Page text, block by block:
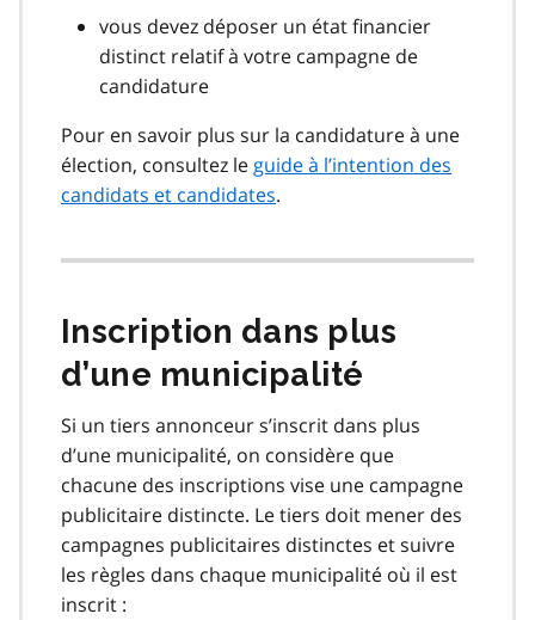
vous devez déposer un état financier
distinct relatif à votre campagne de
candidature
Pour en savoir plus sur la candidature à une
élection, consultez le guide à l’intention des
candidats et candidates.
Inscription dans plus
d’une municipalité
Si un tiers annonceur s’inscrit dans plus
d’une municipalité, on considère que
chacune des inscriptions vise une campagne
publicitaire distincte. Le tiers doit mener des
campagnes publicitaires distinctes et suivre
les règles dans chaque municipalité où il est
inscrit :